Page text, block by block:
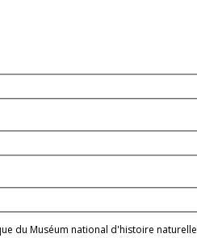
du Muséum national d'histoire naturelle